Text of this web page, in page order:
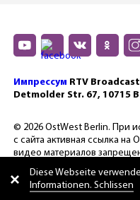
Импрессум RTV
Detmolder Str. 67, 10715
© 2026 OstWest Berlin. При
с сайта активная ссылка на
видео материалов
конфиденциальности.
Diese Webseite
Informationen. Schlissen